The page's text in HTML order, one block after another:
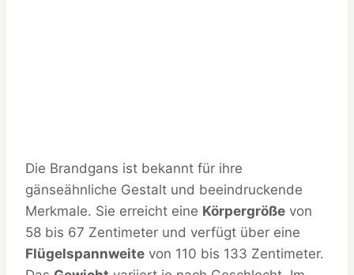
Die Brandgans ist bekannt für ihre
gänseähnliche Gestalt und beeindruckende
Merkmale. Sie erreicht eine Körpergröße von
58 bis 67 Zentimeter und verfügt über eine
Flügelspannweite von 110 bis 133 Zentimeter.